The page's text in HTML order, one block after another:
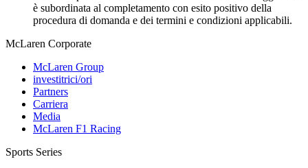
è subordinata al completamento con esito positivo della
procedura di domanda e dei termini e condizioni applicabili.
McLaren Corporate
McLaren Group
investitrici/ori
Partners
Carriera
Media
McLaren F1 Racing
Sports Series